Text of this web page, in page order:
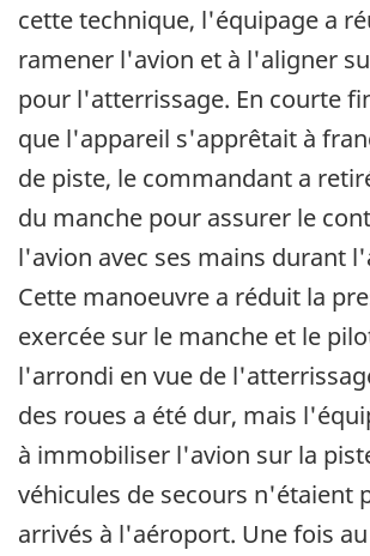
cette technique, l'équipage a
ramener l'avion et à l'aligner
pour l'atterrissage. En courte
que l'appareil s'apprêtait à
de piste, le commandant a
du manche pour assurer le
l'avion avec ses mains durant
Cette manoeuvre a réduit la
exercée sur le manche et le
l'arrondi en vue de
des roues a été dur, mais
à immobiliser l'avion sur la
véhicules de secours n'étaient
arrivés à l'aéroport. Une fois